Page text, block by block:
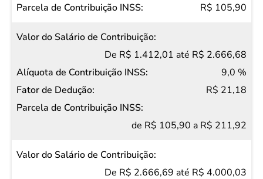
Contribuição
Fator de
Parcela de
Contribuição
INSS
R$ 105,90
De R$ 1.412,01 até R$ 2.666,68
9,0 %
R$ 21,18
de R$ 105,90 a R$ 211,92
De R$ 2.666,69 até R$ 4.000,03